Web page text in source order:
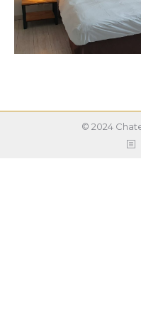
© 2024